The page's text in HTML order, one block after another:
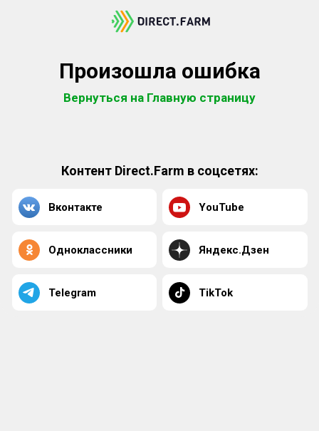
Произошла ошибка
Вернуться на Главную страницу
Контент Direct.Farm в соцсетях:
Вконтакте YouTube
Одноклассники Яндекс.Дзен
Telegram TikTok